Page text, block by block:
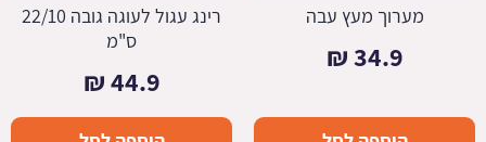
מערוך מעץ עבה
34.9
₪
רינג עגול לעוגה גובה 22/10
ס"מ
44.9
₪